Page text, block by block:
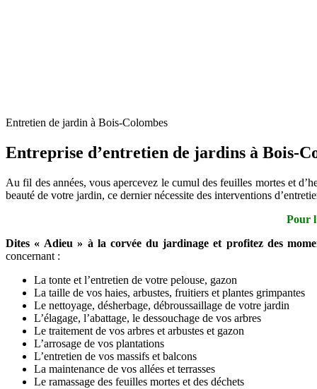
Entretien de jardin à Bois-Colombes
Entreprise d’entretien de jardins à Bois-
Au fil des années, vous apercevez le cumul des feuilles mortes et
beauté de votre jardin, ce dernier nécessite des interventions
Pour
Dites « Adieu » à la corvée du jardinage et profitez des
concernant :
La tonte et l’entretien de votre pelouse, gazon
La taille de vos haies, arbustes, fruitiers et plantes grimpantes
Le nettoyage, désherbage, débroussaillage de votre jardin
L’élagage, l’abattage, le dessouchage de vos arbres
Le traitement de vos arbres et arbustes et gazon
L’arrosage de vos plantations
L’entretien de vos massifs et balcons
La maintenance de vos allées et terrasses
Le ramassage des feuilles mortes et des déchets